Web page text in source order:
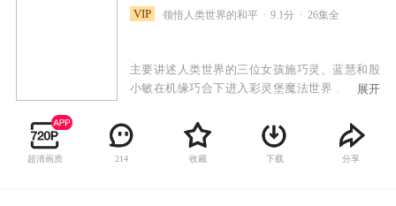
VIP 领悟人类世界的和平 9.1分 26集全
主要讲述人类世界的三位女孩施巧灵、蓝慧和殷
小敏在机缘巧合下进入彩灵堡魔法世界，意外结
变身成为小魔仙，并帮助彩俐一起对抗黑咒魔
王，守护着彩灵堡和人类世界的和平。
展开
超清画质 214 收藏 下载 分享